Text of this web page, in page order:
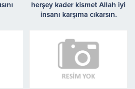
herşey kader kismet Allah iyi
insanı karşıma cıkarsın.